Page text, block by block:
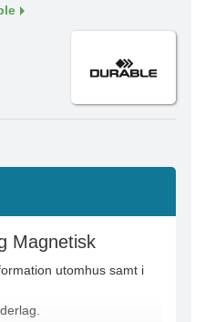
Magnetisk
utomhus samt i